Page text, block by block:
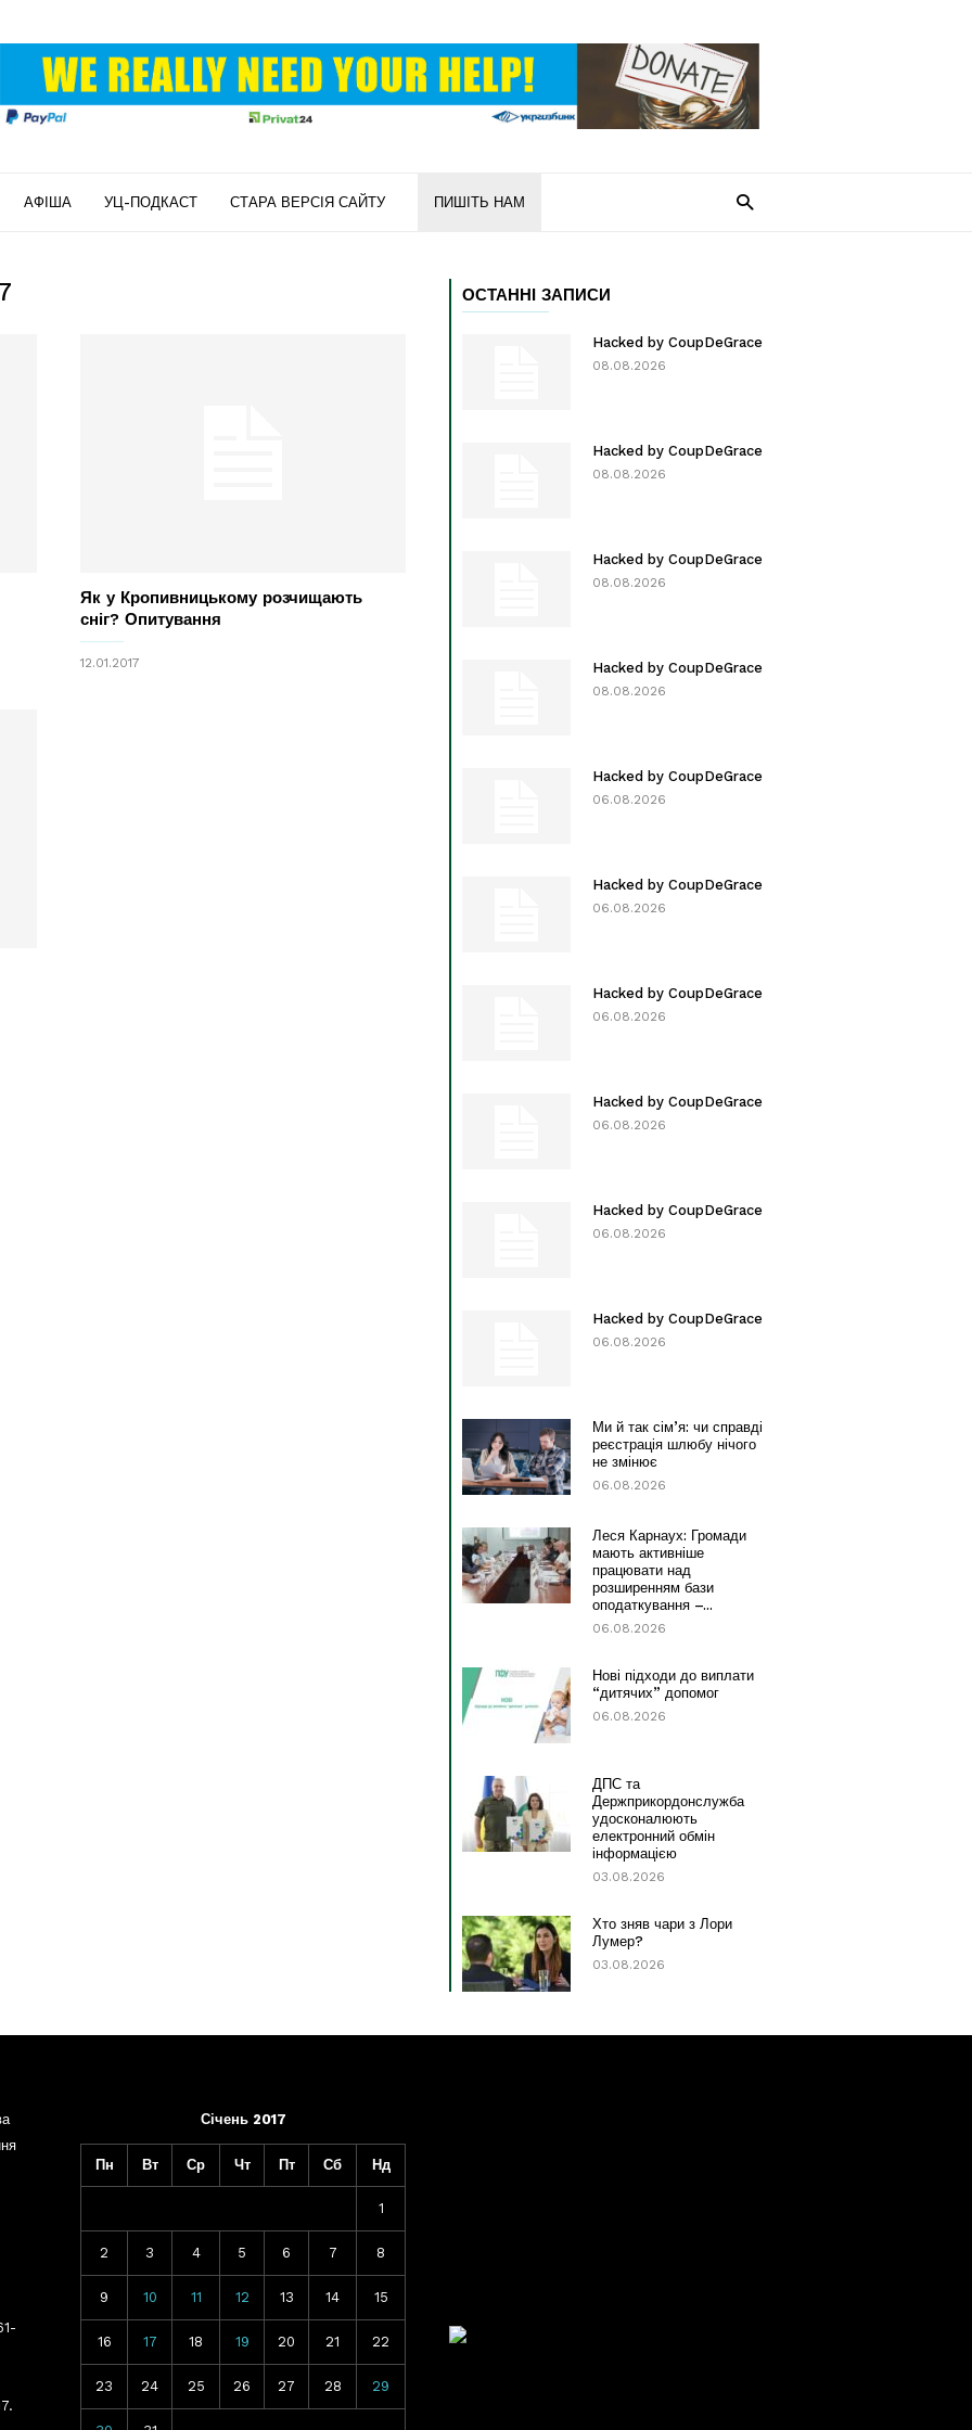
АФІША УЦ-ПОДКАСТ СТАРА ВЕРСІЯ САЙТУ ПИШІТЬ НАМ
Як у Кропивницькому розчищають
сніг? Опитування
12.01.2017
ОСТАННІ ЗАПИСИ
Hacked by CoupDeGrace
08.08.2026
Hacked by CoupDeGrace
08.08.2026
Hacked by CoupDeGrace
08.08.2026
Hacked by CoupDeGrace
08.08.2026
Hacked by CoupDeGrace
06.08.2026
Hacked by CoupDeGrace
06.08.2026
Hacked by CoupDeGrace
06.08.2026
Hacked by CoupDeGrace
06.08.2026
Hacked by CoupDeGrace
06.08.2026
Hacked by CoupDeGrace
06.08.2026
Ми й так сім’я: чи справді
реєстрація шлюбу нічого
не змінює
06.08.2026
Леся Карнаух: Громади
мають активніше
працювати над
розширенням бази
оподаткування –...
06.08.2026
Нові підходи до виплати
“дитячих” допомог
06.08.2026
ДПС та
Держприкордонслужба
удосконалюють
електронний обмін
інформацією
03.08.2026
Хто зняв чари з Лори
Лумер?
03.08.2026
Січень 2017
Пн Вт Ср Чт Пт Сб Нд
1
2 3 4 5 6 7 8
9 10 11 12 13 14 15
16 17 18 19 20 21 22
23 24 25 26 27 28 29